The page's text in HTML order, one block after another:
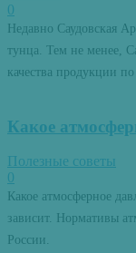
0
Недавно Саудовская
тунца. Тем не менее,
качества продукции
Какое
Полезные советы
0
Какое атмосферное
зависит. Нормативы
России.